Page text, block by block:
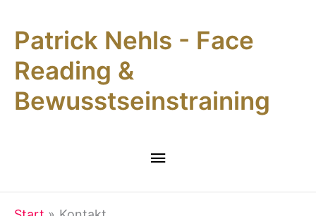
InhaltPatrick Nehls - Face
Reading &
Bewusstseinstraining
Hauptmenü